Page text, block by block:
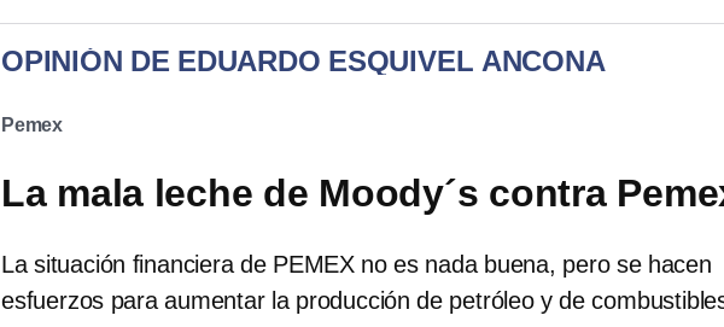
OPINIÓN DE EDUARDO ESQUIVEL ANCONA
Pemex
La mala leche de Moody´s contra
La situación financiera de PEMEX no es nada buena, pero se hacen
esfuerzos para aumentar la producción de petróleo y de